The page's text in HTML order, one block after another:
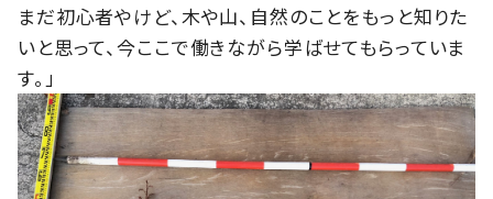
まだ初心者やけど、木や山、自然のことをもっと知りた
いと思って、今ここで働きながら学ばせてもらっていま
す。」